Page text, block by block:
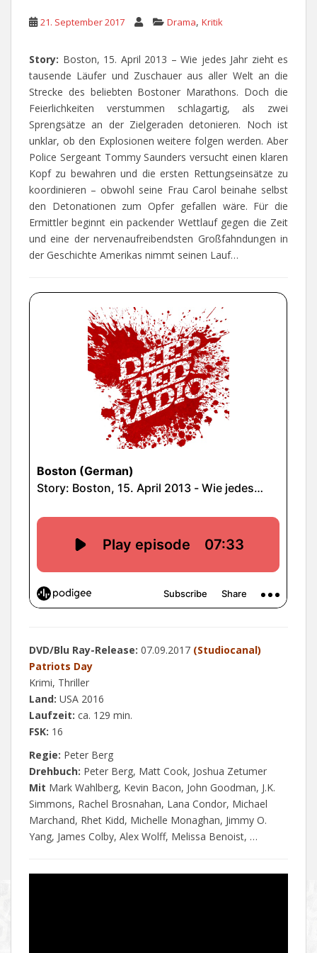
21. September 2017 Drama, Kritik
Story: Boston, 15. April 2013 – Wie jedes Jahr zieht es
tausende Läufer und Zuschauer aus aller Welt an die
Strecke des beliebten Bostoner Marathons. Doch die
Feierlichkeiten verstummen schlagartig, als zwei
Sprengsätze an der Zielgeraden detonieren. Noch ist
unklar, ob den Explosionen weitere folgen werden. Aber
Police Sergeant Tommy Saunders versucht einen klaren
Kopf zu bewahren und die ersten Rettungseinsätze zu
koordinieren – obwohl seine Frau Carol beinahe selbst
den Detonationen zum Opfer gefallen wäre. Für die
Ermittler beginnt ein packender Wettlauf gegen die Zeit
und eine der nervenaufreibendsten Großfahndungen in
der Geschichte Amerikas nimmt seinen Lauf…
DVD/Blu Ray-Release: 07.09.2017 (Studiocanal)
Patriots Day
Krimi, Thriller
Land: USA 2016
Laufzeit: ca. 129 min.
FSK: 16
Regie: Peter Berg
Drehbuch: Peter Berg, Matt Cook, Joshua Zetumer
Mit Mark Wahlberg, Kevin Bacon, John Goodman, J.K.
Simmons, Rachel Brosnahan, Lana Condor, Michael
Marchand, Rhet Kidd, Michelle Monaghan, Jimmy O.
Yang, James Colby, Alex Wolff, Melissa Benoist, …